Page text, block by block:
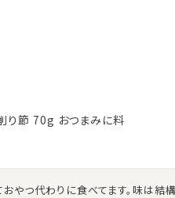
り節 70g おつまみに料
やつ代わりに食べてます。味は結